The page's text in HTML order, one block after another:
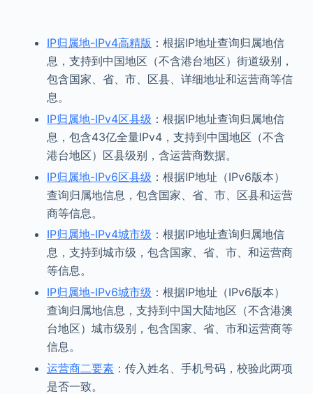
IP归属地-IPv4高精版 ：根据IP地址查询归属地信
息，支持到中国地区（不含港台地区）街道级别，
包含国家、省、市、区县、详细地址和运营商等信
息。
IP归属地-IPv4区县级 ：根据IP地址查询归属地信
息，包含43亿全量IPv4，支持到中国地区（不含
港台地区）区县级别，含运营商数据。
IP归属地-IPv6区县级 ：根据IP地址（IPv6版本）
查询归属地信息，包含国家、省、市、区县和运营
商等信息。
IP归属地-IPv4城市级 ：根据IP地址查询归属地信
息，支持到城市级，包含国家、省、市、和运营商
等信息。
IP归属地-IPv6城市级 ：根据IP地址（IPv6版本）
查询归属地信息，支持到中国大陆地区（不含港澳
台地区）城市级别，包含国家、省、市和运营商等
信息。
运营商二要素：传入姓名、手机号码，校验此两项
是否一致。